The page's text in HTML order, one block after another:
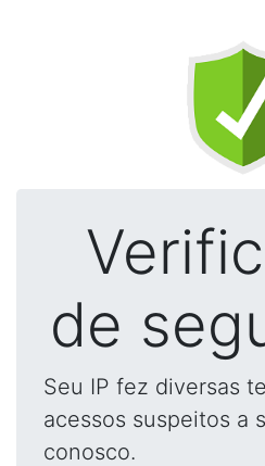
de
Seu IP fez diversas
acessos suspeitos a
conosco.